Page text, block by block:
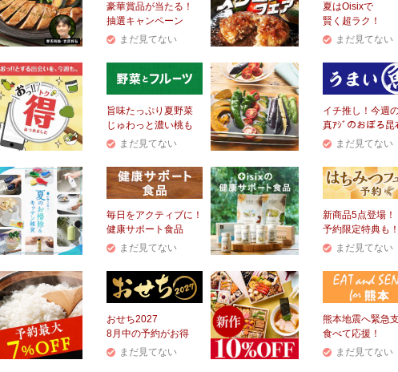
豪華賞品が当たる！
抽選キャンペーン
まだ見てない
夏はOisixで
賢く超ラク！
まだ見てない
旨味たっぷり夏野菜
じゅわっと濃い桃も
まだ見てない
イチ推し！今週
真ｱｼﾞのおぼろ昆
まだ見てない
毎日をアクティブに！
健康サポート食品
まだ見てない
新商品5点登場！
予約限定特典も！
まだ見てない
おせち2027
8月中の予約がお得
まだ見てない
熊本地震へ緊急
食べて応援！
まだ見てない